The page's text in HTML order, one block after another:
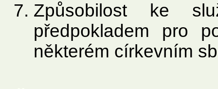
Způsobilost ke
předpokladem pro
některém církevním